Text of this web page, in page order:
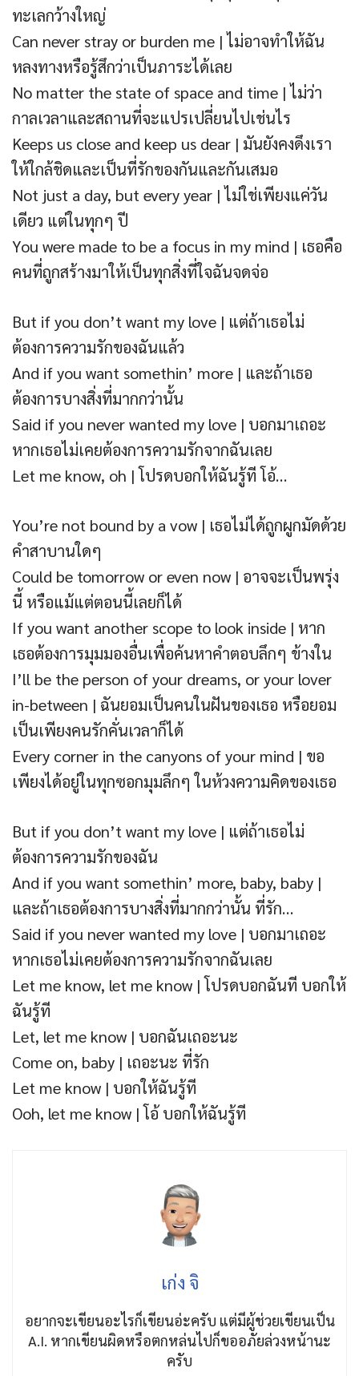
ทะเลกว้างใหญ่
Can never stray or burden me | ไม่อาจทำให้ฉัน
หลงทางหรือรู้สึกว่าเป็นภาระได้เลย
No matter the state of space and time | ไม่ว่า
กาลเวลาและสถานที่จะแปรเปลี่ยนไปเช่นไร
Keeps us close and keep us dear | มันยังคงดึงเรา
ให้ใกล้ชิดและเป็นที่รักของกันและกันเสมอ
Not just a day, but every year | ไม่ใช่เพียงแค่วัน
เดียว แต่ในทุกๆ ปี
You were made to be a focus in my mind | เธอคือ
คนที่ถูกสร้างมาให้เป็นทุกสิ่งที่ใจฉันจดจ่อ
But if you don’t want my love | แต่ถ้าเธอไม่
ต้องการความรักของฉันแล้ว
And if you want somethin’ more | และถ้าเธอ
ต้องการบางสิ่งที่มากกว่านั้น
Said if you never wanted my love | บอกมาเถอะ
หากเธอไม่เคยต้องการความรักจากฉันเลย
Let me know, oh | โปรดบอกให้ฉันรู้ที โอ้…
You’re not bound by a vow | เธอไม่ได้ถูกผูกมัดด้วย
คำสาบานใดๆ
Could be tomorrow or even now | อาจจะเป็นพรุ่ง
นี้ หรือแม้แต่ตอนนี้เลยก็ได้
If you want another scope to look inside | หาก
เธอต้องการมุมมองอื่นเพื่อค้นหาคำตอบลึกๆ ข้างใน
I’ll be the person of your dreams, or your lover
in-between | ฉันยอมเป็นคนในฝันของเธอ หรือยอม
เป็นเพียงคนรักคั่นเวลาก็ได้
Every corner in the canyons of your mind | ขอ
เพียงได้อยู่ในทุกซอกมุมลึกๆ ในห้วงความคิดของเธอ
But if you don’t want my love | แต่ถ้าเธอไม่
ต้องการความรักของฉัน
And if you want somethin’ more, baby, baby |
และถ้าเธอต้องการบางสิ่งที่มากกว่านั้น ที่รัก…
Said if you never wanted my love | บอกมาเถอะ
หากเธอไม่เคยต้องการความรักจากฉันเลย
Let me know, let me know | โปรดบอกฉันที บอกให้
ฉันรู้ที
Let, let me know | บอกฉันเถอะนะ
Come on, baby | เถอะนะ ที่รัก
Let me know | บอกให้ฉันรู้ที
Ooh, let me know | โอ้ บอกให้ฉันรู้ที
เก่ง จิ
อยากจะเขียนอะไรก็เขียนอ่ะครับ แต่มีผู้ช่วยเขียนเป็น
A.I. หากเขียนผิดหรือตกหล่นไปก็ขออภัยล่วงหน้านะ
ครับ